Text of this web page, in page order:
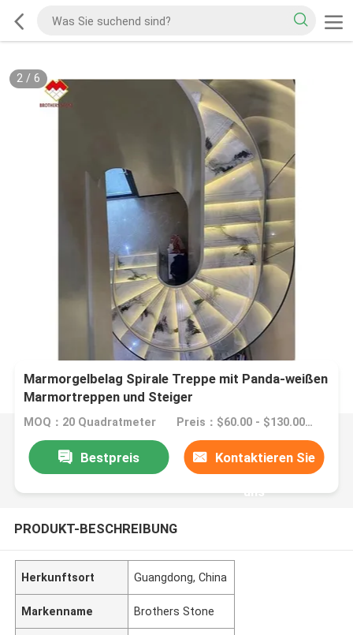
2/ 6
Marmorgelbelag Spirale Treppe mit Panda-weißen
Marmortreppen und Steiger
MOQ：20 Quadratmeter Preis：$60.00 - $130.00/square meters
Bestpreis Kontaktieren Sie
uns
PRODUKT-BESCHREIBUNG
Herkunftsort Guangdong, China
Markenname Brothers Stone